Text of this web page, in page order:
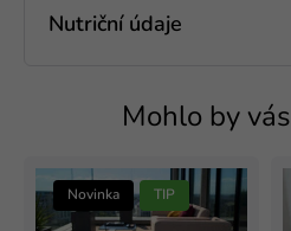
Nutriční údaje
Mohlo by vás
Novinka TIP